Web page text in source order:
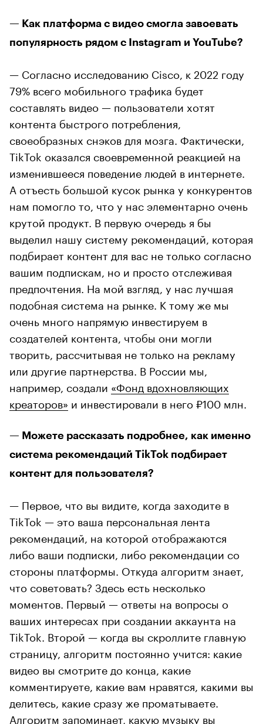
— Как платформа с видео смогла завоевать
популярность рядом с Instagram и YouTube?
— Согласно исследованию Cisco, к 2022 году
79% всего мобильного трафика будет
составлять видео — пользователи хотят
контента быстрого потребления,
своеобразных снэков для мозга. Фактически,
TikTok оказался своевременной реакцией на
изменившееся поведение людей в интернете.
А отъесть большой кусок рынка у конкурентов
нам помогло то, что у нас элементарно очень
крутой продукт. В первую очередь я бы
выделил нашу систему рекомендаций, которая
подбирает контент для вас не только согласно
вашим подпискам, но и просто отслеживая
предпочтения. На мой взгляд, у нас лучшая
подобная система на рынке. К тому же мы
очень много напрямую инвестируем в
создателей контента, чтобы они могли
творить, рассчитывая не только на рекламу
или другие партнерства. В России мы,
например, создали «Фонд вдохновляющих
креаторов» и инвестировали в него ₽100 млн.
— Можете рассказать подробнее, как именно
система рекомендаций TikTok подбирает
контент для пользователя?
— Первое, что вы видите, когда заходите в
TikTok — это ваша персональная лента
рекомендаций, на которой отображаются
либо ваши подписки, либо рекомендации со
стороны платформы. Откуда алгоритм знает,
что советовать? Здесь есть несколько
моментов. Первый — ответы на вопросы о
ваших интересах при создании аккаунта на
TikTok. Второй — когда вы скроллите главную
страницу, алгоритм постоянно учится: какие
видео вы смотрите до конца, какие
комментируете, какие вам нравятся, какими вы
делитесь, какие сразу же проматываете.
Алгоритм запоминает, какую музыку вы